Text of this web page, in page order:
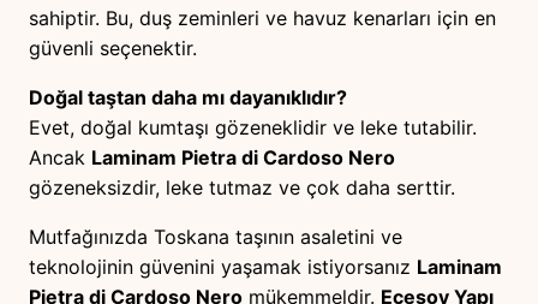
sahiptir. Bu, duş zeminleri ve havuz kenarları için en
güvenli seçenektir.
Doğal taştan daha mı dayanıklıdır?
Evet, doğal kumtaşı gözeneklidir ve leke tutabilir.
Ancak Laminam Pietra di Cardoso Nero
gözeneksizdir, leke tutmaz ve çok daha serttir.
Mutfağınızda Toskana taşının asaletini ve
teknolojinin güvenini yaşamak istiyorsanız Laminam
Pietra di Cardoso Nero mükemmeldir. Ecesoy Yapı